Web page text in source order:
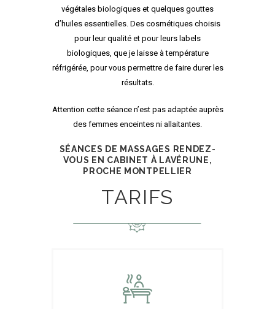
végétales biologiques et quelques gouttes
d’huiles essentielles. Des cosmétiques choisis
pour leur qualité et pour leurs labels
biologiques, que je laisse à température
réfrigérée, pour vous permettre de faire durer les
résultats.
Attention cette séance n’est pas adaptée auprès
des femmes enceintes ni allaitantes.
SÉANCES DE MASSAGES RENDEZ-
VOUS EN CABINET À LAVÉRUNE,
PROCHE MONTPELLIER
TARIFS